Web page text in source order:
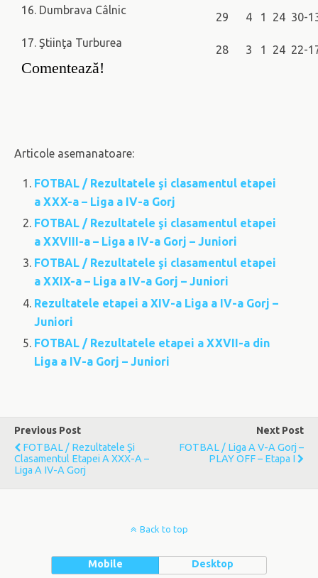
16. Dumbrava Câlnic
29 4 1 24 30-
17. Ştiinţa Turburea
28 3 1 24 22-
Comentează!
Articole asemanatoare:
FOTBAL / Rezultatele şi clasamentul etapei
a XXX-a – Liga a IV-a Gorj
FOTBAL / Rezultatele şi clasamentul etapei
a XXVIII-a – Liga a IV-a Gorj – Juniori
FOTBAL / Rezultatele şi clasamentul etapei
a XXIX-a – Liga a IV-a Gorj – Juniori
Rezultatele etapei a XIV-a Liga a IV-a Gorj –
Juniori
FOTBAL / Rezultatele etapei a XXVII-a din
Liga a IV-a Gorj – Juniori
Previous Post
FOTBAL / Rezultatele Şi
Clasamentul Etapei A XXX-A –
Liga A IV-A Gorj
Next Post
FOTBAL / Liga A V-A Gorj –
PLAY OFF – Etapa I
Back to top
Mobile Desktop